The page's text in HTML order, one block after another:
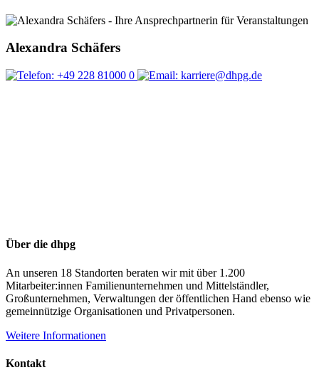
Alexandra Schäfers
+49 228 81000 0 karriere@dhpg.de
Über die dhpg
An unseren 18 Standorten beraten wir mit über 1.200
Mitarbeiter:innen Familienunternehmen und Mittelständler,
Großunternehmen, Verwaltungen der öffentlichen Hand ebenso wie
gemeinnützige Organisationen und Privatpersonen.
Weitere Informationen
Kontakt